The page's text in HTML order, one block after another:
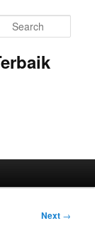
Next →